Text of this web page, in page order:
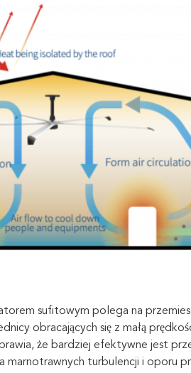
sufitowym polega na
obracających się z małą
że ​​bardziej efektywne jest
marnotrawnych turbulencji i oporu